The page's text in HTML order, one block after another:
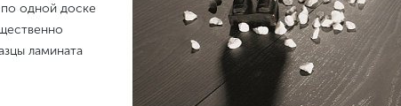
одной доске
ламината